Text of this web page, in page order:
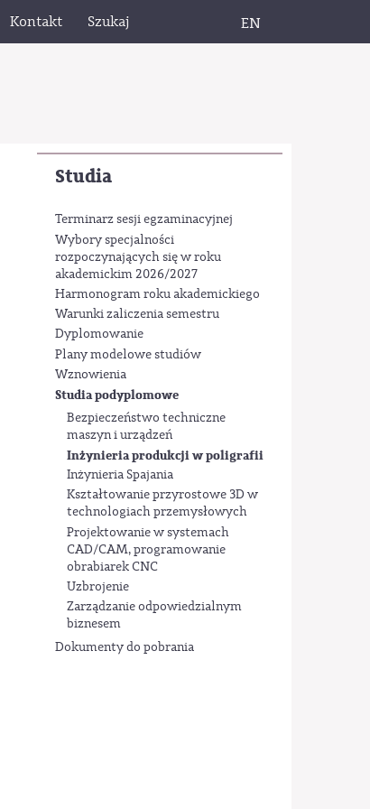
Kontakt Szukaj EN
Studia
Terminarz sesji egzaminacyjnej
Wybory specjalności
rozpoczynających się w roku
akademickim 2026/2027
Harmonogram roku akademickiego
Warunki zaliczenia semestru
Dyplomowanie
Plany modelowe studiów
Wznowienia
Studia podyplomowe
Bezpieczeństwo techniczne
maszyn i urządzeń
Inżynieria produkcji w poligrafii
Inżynieria Spajania
Kształtowanie przyrostowe 3D w
technologiach przemysłowych
Projektowanie w systemach
CAD/CAM, programowanie
obrabiarek CNC
Uzbrojenie
Zarządzanie odpowiedzialnym
biznesem
Dokumenty do pobrania